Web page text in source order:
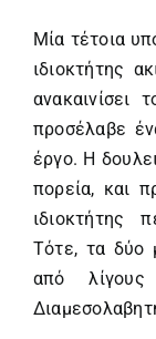
Μία τέτοια
ιδιοκτήτης
ανακαινίσει
προσέλαβε
έργο. Η
πορεία, και
ιδιοκτήτης
Τότε, τα δύο
από